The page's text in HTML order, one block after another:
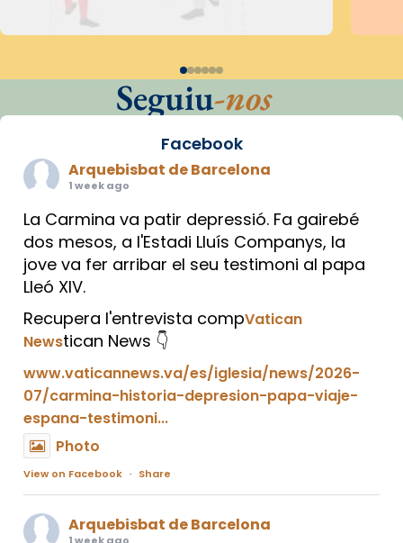
Seguiu-nos
Facebook
Arquebisbat de Barcelona
1 week ago
La Carmina va patir depressió. Fa gairebé
dos mesos, a l'Estadi Lluís Companys, la
jove va fer arribar el seu testimoni al papa
Lleó XIV.
Recupera l'entrevista compVatican
Newstican News 👇
www.vaticannews.va/es/iglesia/news/2026-
07/carmina-historia-depresion-papa-viaje-
espana-testimoni...
Photo
View on Facebook · Share
Arquebisbat de Barcelona